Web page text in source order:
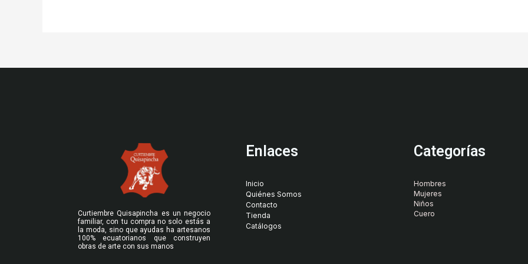
Curtiembre Quisapincha es un negocio
familiar, con tu compra no solo estás a
la moda, sino que ayudas ha artesanos
100% ecuatorianos que construyen
obras de arte con sus manos
Enlaces
Inicio
Quiénes Somos
Contacto
Tienda
Catálogos
Categorías
Hombres
Mujeres
Niños
Cuero